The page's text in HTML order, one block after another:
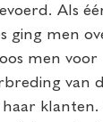
Als
ging men
men voor
van
klanten.